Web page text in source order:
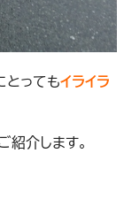
とってもイライラ
介します。